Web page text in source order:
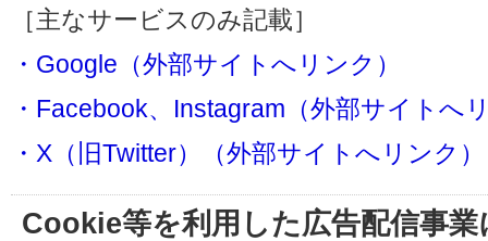
［主なサービスのみ記載］
・Google（外部サイトへリンク）
・Facebook、Instagram（外部サイトへ
・X（旧Twitter）（外部サイトへリンク）
Cookie等を利用した広告配信事